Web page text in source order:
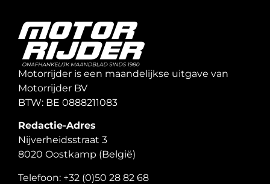
Motorrijder is een maandelijkse uitgave van
Motorrijder BV
BTW: BE 0888211083
Redactie-Adres
Nijverheidsstraat 3
8020 Oostkamp (België)
Telefoon: +32 (0)50 28 82 68